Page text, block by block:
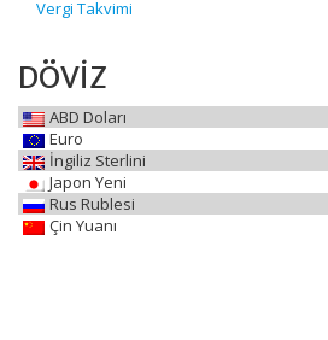
Vergi Takvimi
DÖVİZ
ABD Doları
Euro
İngiliz Sterlini
Japon Yeni
Rus Rublesi
Çin Yuanı